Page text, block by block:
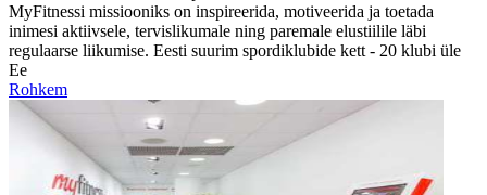
MyFitnessi missiooniks on inspireerida, motiveerida ja toetada
inimesi aktiivsele, tervislikumale ning paremale elustiilile läbi
regulaarse liikumise. Eesti suurim spordiklubide kett - 20 klubi üle
Ee
Rohkem